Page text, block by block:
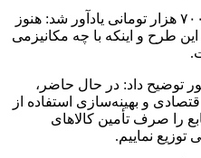
او همچنین در خصوص ارائه یارانه ۷۰۰ هزار تومانی یادآور شد: هنوز
طرح و اینکه با چه مکانیزمی
توضیح داد: در حال حاضر،
و بهینه‌سازی استفاده از
را صرف تأمین کالاهای
توزیع نماییم.